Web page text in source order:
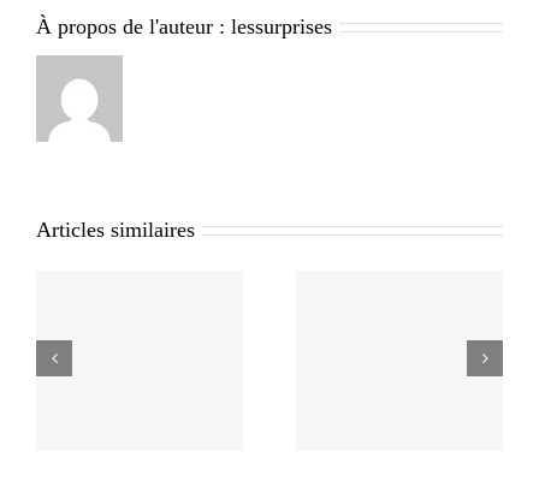
À propos de l'auteur : lessurprises
Articles similaires